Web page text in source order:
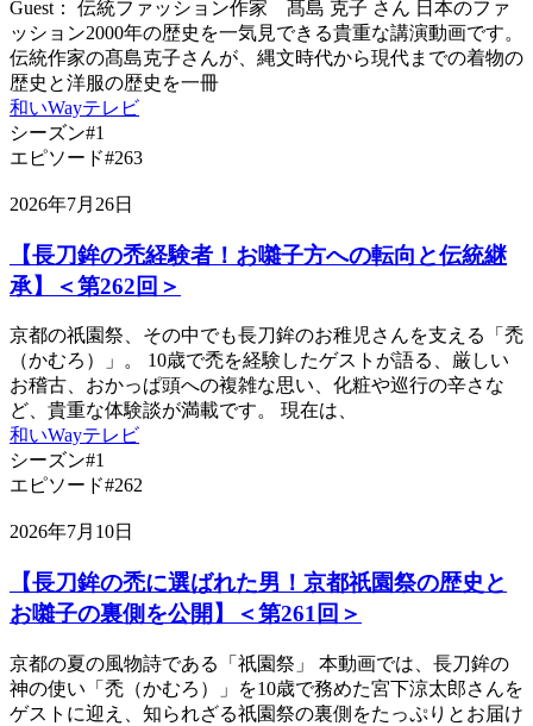
Guest： 伝統ファッション作家 髙島 克子 さん 日本のファ
ッション2000年の歴史を一気見できる貴重な講演動画です。
伝統作家の髙島克子さんが、縄文時代から現代までの着物の
歴史と洋服の歴史を一冊
和いWayテレビ
シーズン#1
エピソード#263
2026年7月26日
【長刀鉾の禿経験者！お囃子方への転向と伝統継
承】＜第262回＞
京都の祇園祭、その中でも長刀鉾のお稚児さんを支える「禿
（かむろ）」。 10歳で禿を経験したゲストが語る、厳しい
お稽古、おかっぱ頭への複雑な思い、化粧や巡行の辛さな
ど、貴重な体験談が満載です。 現在は、
和いWayテレビ
シーズン#1
エピソード#262
2026年7月10日
【長刀鉾の禿に選ばれた男！京都祇園祭の歴史と
お囃子の裏側を公開】＜第261回＞
京都の夏の風物詩である「祇園祭」 本動画では、長刀鉾の
神の使い「禿（かむろ）」を10歳で務めた宮下涼太郎さんを
ゲストに迎え、知られざる祇園祭の裏側をたっぷりとお届け